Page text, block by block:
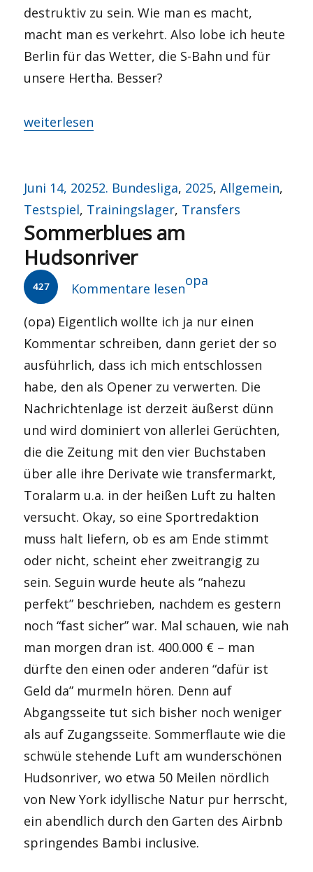
destruktiv zu sein. Wie man es macht,
macht man es verkehrt. Also lobe ich heute
Berlin für das Wetter, die S-Bahn und für
unsere Hertha. Besser?
„Sommersturm über Berlin?“
weiterlesen
Veröffentlicht
am
Juni 14, 2025Kategorien
2. Bundesliga, 2025,Allgemein,
Testspiel, Trainingslager, Transfers
Sommerblues am
Hudsonriver
427 Kommentare lesen
Autor
opa
(opa) Eigentlich wollte ich ja nur einen
Kommentar schreiben, dann geriet der so
ausführlich, dass ich mich entschlossen
habe, den als Opener zu verwerten. Die
Nachrichtenlage ist derzeit äußerst dünn
und wird dominiert von allerlei Gerüchten,
die die Zeitung mit den vier Buchstaben
über alle ihre Derivate wie transfermarkt,
Toralarm u.a. in der heißen Luft zu halten
versucht. Okay, so eine Sportredaktion
muss halt liefern, ob es am Ende stimmt
oder nicht, scheint eher zweitrangig zu
sein. Seguin wurde heute als “nahezu
perfekt” beschrieben, nachdem es gestern
noch “fast sicher” war. Mal schauen, wie nah
man morgen dran ist. 400.000 € – man
dürfte den einen oder anderen “dafür ist
Geld da” murmeln hören. Denn auf
Abgangsseite tut sich bisher noch weniger
als auf Zugangsseite. Sommerflaute wie die
schwüle stehende Luft am wunderschönen
Hudsonriver, wo etwa 50 Meilen nördlich
von New York idyllische Natur pur herrscht,
ein abendlich durch den Garten des Airbnb
springendes Bambi inclusive.